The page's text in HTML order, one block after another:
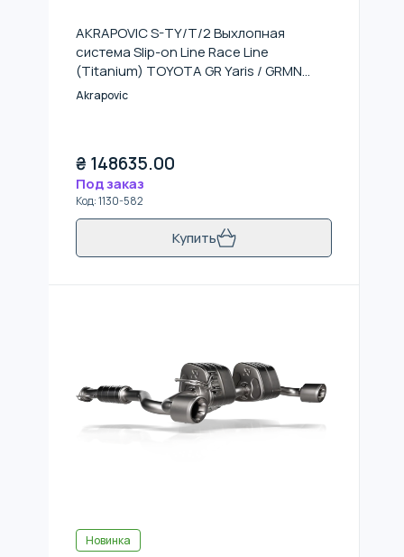
AKRAPOVIC S-TY/T/2 Выхлопная
система Slip-on Line Race Line
(Titanium) TOYOTA GR Yaris / GRMN
Yaris 2021-2023
Akrapovic
₴ 148635.00
Под заказ
Код:1130-582
Купить
Новинка